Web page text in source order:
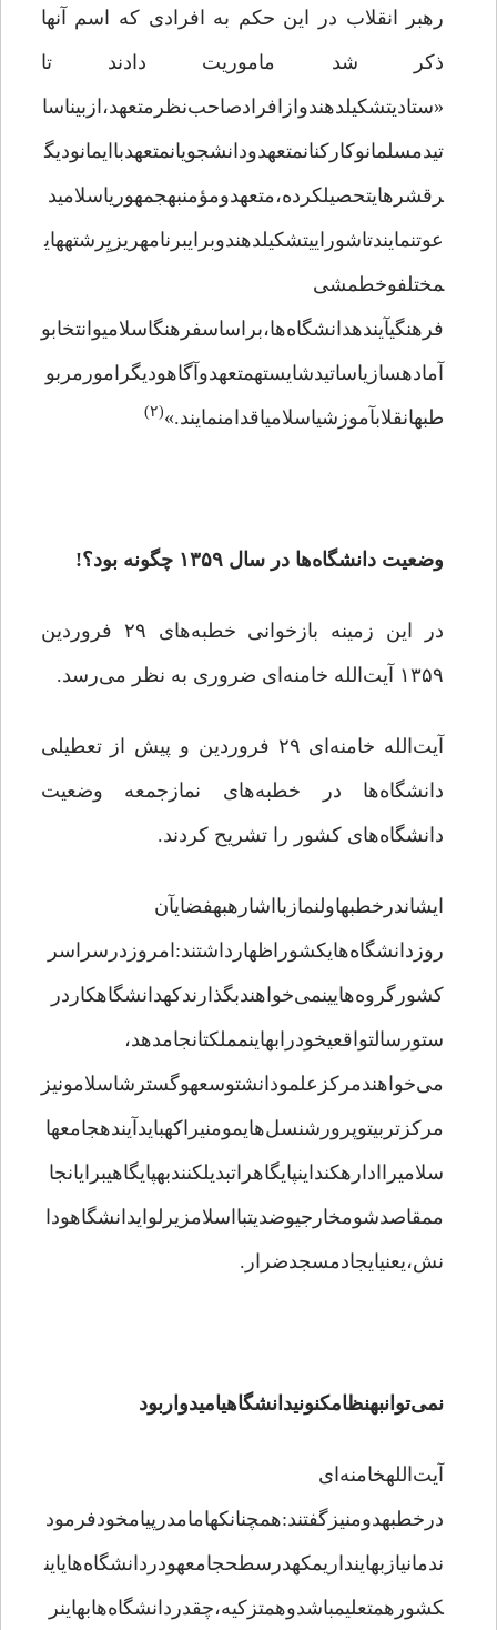
رهبر انقلاب در این حکم به افرادی که اسم آنها
ذکر شد ماموریت دادند تا
«ستادیتشکیلدهندوازافرادصاحب‌نظرمتعهد،ازبیناسا
تیدمسلمانوکارکنانمتعهدودانشجویانمتعهدباایمانودیگ
رقشرهایتحصیلکرده،متعهدومؤمنبهجمهوریاسلامید
عوتنمایندتاشوراییتشکیلدهندوبرایبرنامه‎ریزیِرشته‎های
مختلفوخط‎مشی
فرهنگیآیندهدانشگاه‌ها،براساسفرهنگاسلامیوانتخابو
آماده‎سازیاساتیدشایستهمتعهدوآگاهودیگرامورمربو
طبهانقلابآموزشیاسلامیاقدامنمایند.»(۲)
وضعیت دانشگاه‌ها در سال ۱۳۵۹ چگونه بود؟!
در این زمینه بازخوانی خطبه‌های ۲۹ فروردین
۱۳۵۹ آیت‌الله خامنه‌ای ضروری به نظر می‌رسد.
آیت‌الله خامنه‌ای ۲۹ فروردین و پیش از تعطیلی
دانشگاه‌ها در خطبه‌های نمازجمعه وضعیت
دانشگاه‌های کشور را تشریح کردند.
ایشاندرخطبهاولنمازبااشارهبهفضایآن
روزدانشگاه‌هایکشوراظهارداشتند:امروزدرسراسر
کشورگروه‌هایینمی‌خواهندبگذارندکهدانشگاهکاردر
ستورسالتواقعیخودرابهاینمملکتانجامدهد،
می‌خواهندمرکزعلمودانشتوسعهوگسترشاسلامونیز
مرکزتربیتوپرورشنسل‌هایمومنیراکهبایدآیندهجامعها
سلامیراادارهکنداینپایگاهراتبدیلکنندبهپایگاهیبرایانجا
ممقاصدشومخارجیوضدیتبااسلامزیرلوایدانشگاهودا
نش،یعنیایجادمسجدضرار.
نمی‌توانبهنظامکنونیدانشگاهیامیدواربود
آیت‌اللهخامنه‌ای
درخطبهدومنیزگفتند:همچنانکهامامدرپیامخودفرمود
ندمانیازبهاینداریمکهدرسطحجامعهودردانشگاه‌هایاین
کشورهمتعلیمباشدوهمتزکیه،چقدردانشگاه‌هابهاینر